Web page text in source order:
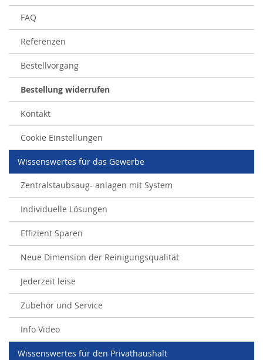
FAQ
Referenzen
Bestellvorgang
Bestellung widerrufen
Kontakt
Cookie Einstellungen
Wissenswertes für das Gewerbe
Zentralstaubsaug- anlagen mit System
Individuelle Lösungen
Effizient Sparen
Neue Dimension der Reinigungsqualität
Jederzeit leise
Zubehör und Service
Info Video
Wissenswertes für den Privathaushalt